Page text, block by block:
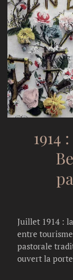
1914
Juillet 1914 :
entre
pastorale
ouvert la